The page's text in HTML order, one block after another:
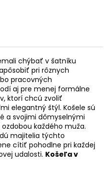
chýbať v šatníku
pri rôznych
pracovných
aj pre menej formálne
ktorí chcú zvoliť
elegantný štýl. Košele sú
a svojimi dômyselnými
každého muža.
majitelia týchto
cítiť pohodlne pri každej
udalosti. Košeľa v